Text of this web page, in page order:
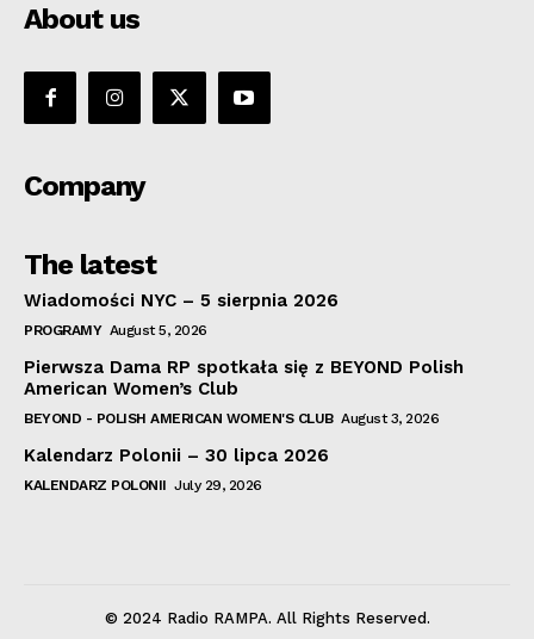
About us
Company
The latest
Wiadomości NYC – 5 sierpnia 2026
PROGRAMY August 5, 2026
Pierwsza Dama RP spotkała się z BEYOND Polish
American Women’s Club
BEYOND - POLISH AMERICAN WOMEN'S CLUB August 3, 2026
Kalendarz Polonii – 30 lipca 2026
KALENDARZ POLONII July 29, 2026
© 2024 Radio RAMPA. All Rights Reserved.